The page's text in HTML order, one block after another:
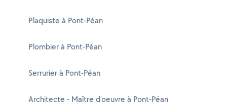
Plaquiste à Pont-Péan
Plombier à Pont-Péan
Serrurier à Pont-Péan
Architecte - Maître d'oeuvre à Pont-Péan